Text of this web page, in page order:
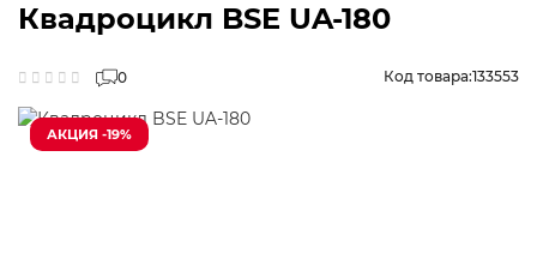
Квадроцикл BSE UA-180
0 Код товара:133553
АКЦИЯ -19%